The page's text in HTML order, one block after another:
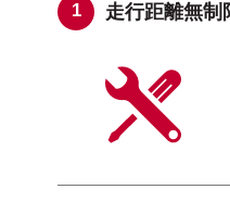
走行距離無制